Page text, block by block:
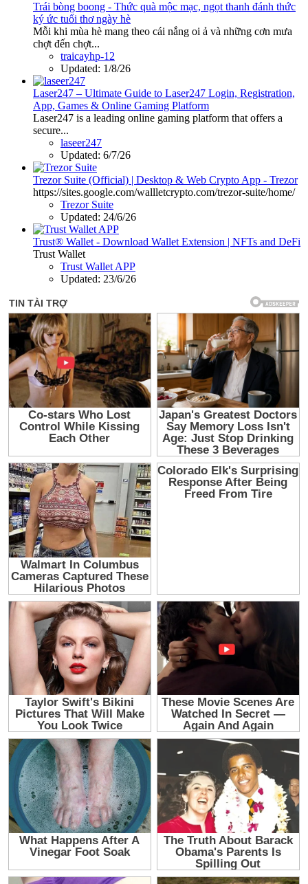
Trái bòng boong - Thức quà mộc mạc, ngọt thanh đánh thức
ký ức tuổi thơ ngày hè
Mỗi khi mùa hè mang theo cái nắng oi ả và những cơn mưa
chợt đến chợt...
traicayhp-12
Updated: 1/8/26
Laser247 – Ultimate Guide to Laser247 Login, Registration,
App, Games & Online Gaming Platform
Laser247 is a leading online gaming platform that offers a
secure...
laseer247
Updated: 6/7/26
Trezor Suite (Official) | Desktop & Web Crypto App - Trezor
https://sites.google.com/wallletcrypto.com/trezor-suite/home/
Trezor Suite
Updated: 24/6/26
Trust® Wallet - Download Wallet Extension | NFTs and DeFi
Trust Wallet
Trust Wallet APP
Updated: 23/6/26